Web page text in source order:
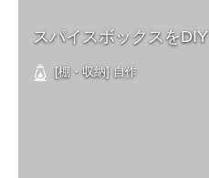
スパイスボックスをDIY
[棚・収納] 自作